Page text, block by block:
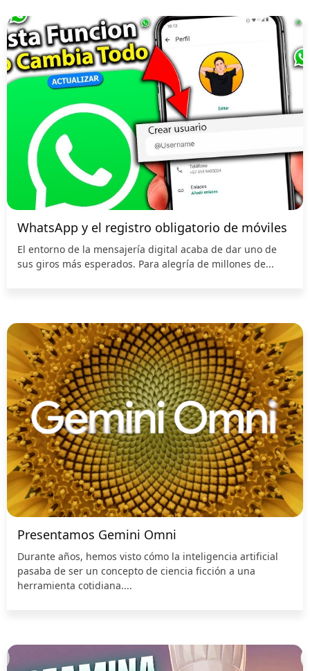
WhatsApp y el registro obligatorio de móviles
El entorno de la mensajería digital acaba de dar uno de
sus giros más esperados. Para alegría de millones de...
Presentamos Gemini Omni
Durante años, hemos visto cómo la inteligencia artificial
pasaba de ser un concepto de ciencia ficción a una
herramienta cotidiana....